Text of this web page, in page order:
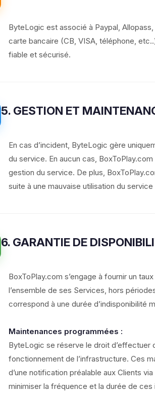
ByteLogic est associé à Paypal,
carte bancaire (CB, VISA, téléphone,
fiable et sécurisé.
5. GESTION ET
En cas d’incident, ByteLogic gère
du service. En aucun cas,
gestion du service. De plus,
suite à une mauvaise utilisation du
6. GARANTIE DE
BoxToPlay.com s’engage à fournir un
l’ensemble de ses Services, hors
correspond à une durée d’indisponibilité
Maintenances programmées :
ByteLogic se réserve le droit d’effectuer
fonctionnement de l’infrastructure. Ces
d’une notification préalable aux Clients
minimiser la fréquence et la durée de ces